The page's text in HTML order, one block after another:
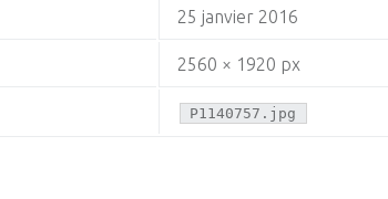
25 janvier 2016
2560 × 1920 px
P1140757.jpg